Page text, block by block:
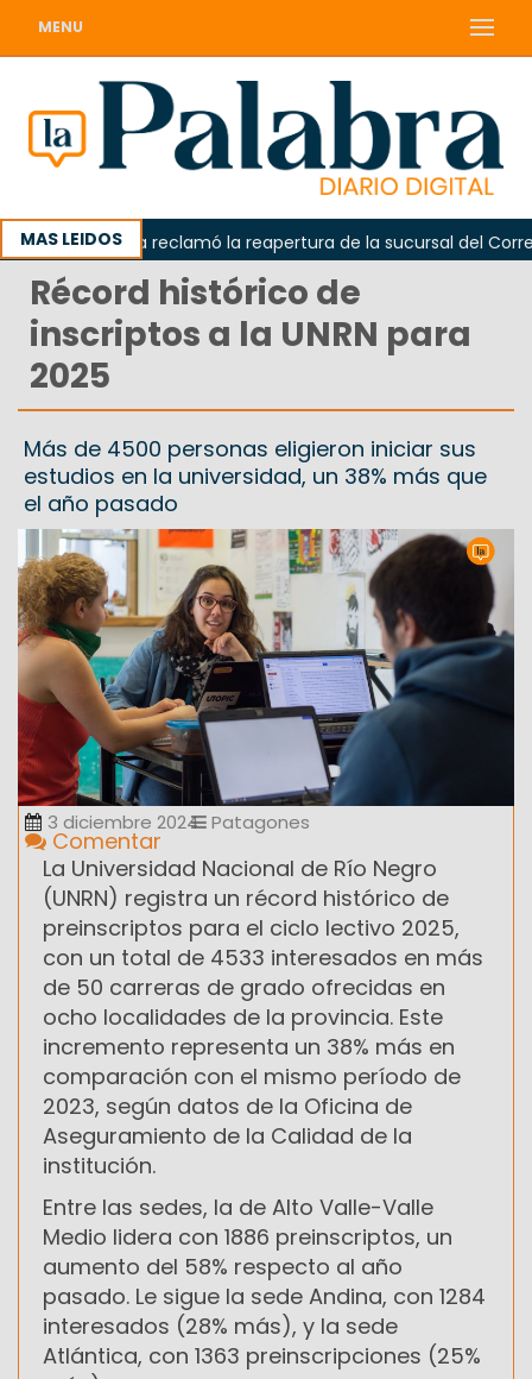
MENU
MAS LEIDOS
Odarda reclamó la reapertura de la sucursal del Correo
Récord histórico de
inscriptos a la UNRN para
2025
Más de 4500 personas eligieron iniciar sus
estudios en la universidad, un 38% más que
el año pasado
3 diciembre 2024 Patagones
Comentar
La Universidad Nacional de Río Negro
(UNRN) registra un récord histórico de
preinscriptos para el ciclo lectivo 2025,
con un total de 4533 interesados en más
de 50 carreras de grado ofrecidas en
ocho localidades de la provincia. Este
incremento representa un 38% más en
comparación con el mismo período de
2023, según datos de la Oficina de
Aseguramiento de la Calidad de la
institución.
Entre las sedes, la de Alto Valle-Valle
Medio lidera con 1886 preinscriptos, un
aumento del 58% respecto al año
pasado. Le sigue la sede Andina, con 1284
interesados (28% más), y la sede
Atlántica, con 1363 preinscripciones (25%